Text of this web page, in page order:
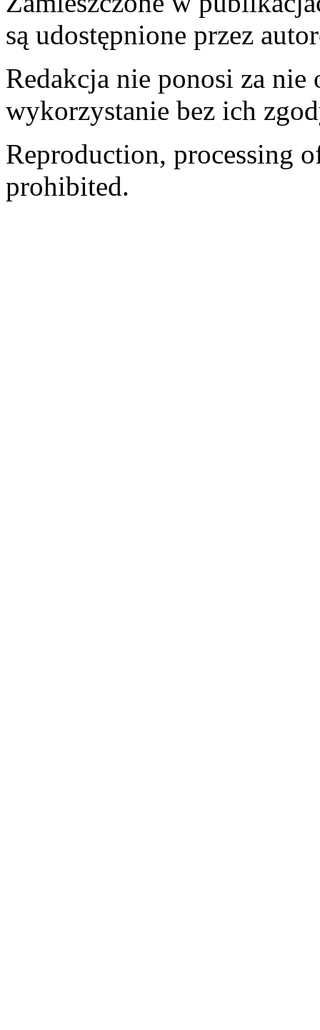
są udostępnione przez
Redakcja nie ponosi za
wykorzystanie bez ich
Reproduction, processing
prohibited.